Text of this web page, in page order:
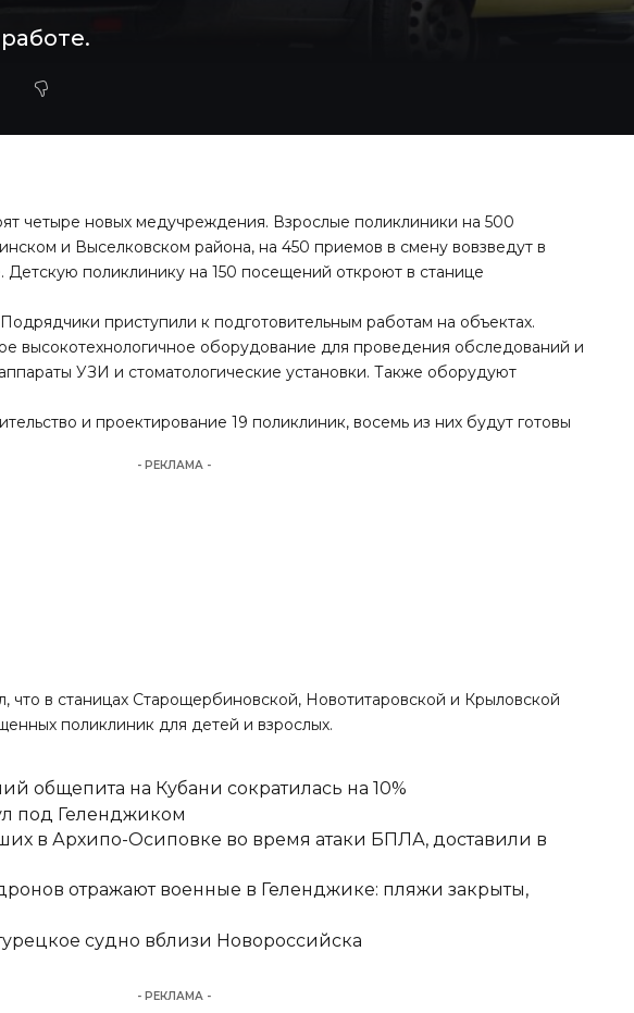
четыре новых медучреждения. Взрослые поликлиники на 500
и Выселковском района, на 450 приемов в смену вовзведут в
поликлинику на 150 посещений откроют в станице
приступили к подготовительным работам на объектах.
высокотехнологичное оборудование для проведения обследований и
УЗИ и стоматологические установки. Также оборудуют
и проектирование 19 поликлиник, восемь из них будут готовы
- РЕКЛАМА -
, что в станицах Старощербиновской, Новотитаровской и Крыловской
поликлиник для детей и взрослых.
общепита на Кубани сократилась на 10%
под Геленджиком
в Архипо-Осиповке во время атаки БПЛА, доставили в
отражают военные в Геленджике: пляжи закрыты,
судно вблизи Новороссийска
- РЕКЛАМА -